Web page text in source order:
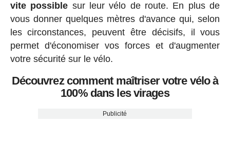
vite possible sur leur vélo de route. En plus de
vous donner quelques mètres d'avance qui, selon
les circonstances, peuvent être décisifs, il vous
permet d'économiser vos forces et d'augmenter
votre sécurité sur le vélo.
Découvrez comment maîtriser votre vélo à
100% dans les virages
Publicité